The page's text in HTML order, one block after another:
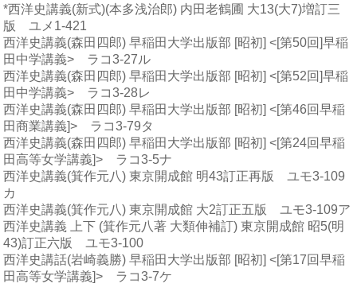
*西洋史講義(新式)(本多浅治郎) 内田老鶴圃 大13(大7)増訂三
版 ユメ1-421
西洋史講義(森田四郎) 早稲田大学出版部 [昭初] <[第50回]早稲
田中学講義> ラコ3-27ル
西洋史講義(森田四郎) 早稲田大学出版部 [昭初] <[第52回]早稲
田中学講義> ラコ3-28レ
西洋史講義(森田四郎) 早稲田大学出版部 [昭初] <[第46回早稲
田商業講義]> ラコ3-79タ
西洋史講義(森田四郎) 早稲田大学出版部 [昭初] <[第24回早稲
田高等女学講義]> ラコ3-5ナ
西洋史講義(箕作元八) 東京開成館 明43訂正再版 ユモ3-109
カ
西洋史講義(箕作元八) 東京開成館 大2訂正五版 ユモ3-109ア
西洋史講義 上下 (箕作元八著 大類伸補訂) 東京開成館 昭5(明
43)訂正六版 ユモ3-100
西洋史講話(岩崎義勝) 早稲田大学出版部 [昭初] <[第17回早稲
田高等女学講義]> ラコ3-7ケ